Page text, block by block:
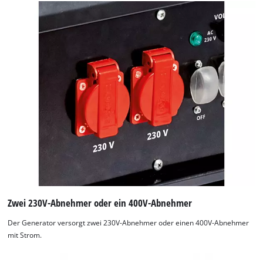
Zwei 230V-Abnehmer oder ein 400V-Abnehmer
Der Generator versorgt zwei 230V-Abnehmer oder einen 400V-Abnehmer
mit Strom.